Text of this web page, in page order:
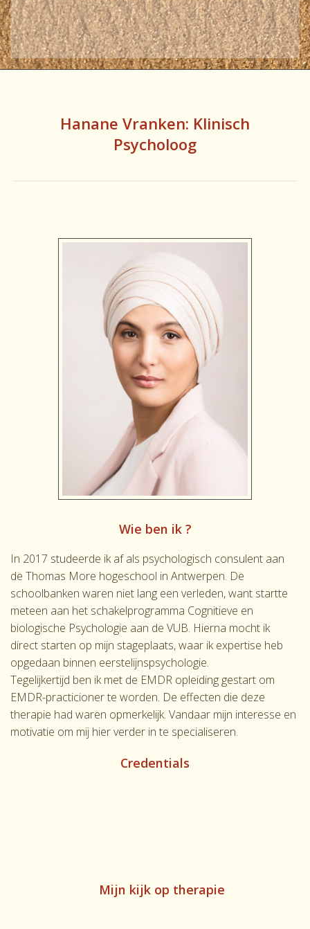
Hanane Vranken: Klinisch
Psycholoog
Wie ben ik ?
In 2017 studeerde ik af als psychologisch consulent aan
de Thomas More hogeschool in Antwerpen. De
schoolbanken waren niet lang een verleden, want startte
meteen aan het schakelprogramma Cognitieve en
biologische Psychologie aan de VUB. Hierna mocht ik
direct starten op mijn stageplaats, waar ik expertise heb
opgedaan binnen eerstelijnspsychologie.
Tegelijkertijd ben ik met de EMDR opleiding gestart om
EMDR-practicioner te worden. De effecten die deze
therapie had waren opmerkelijk. Vandaar mijn interesse en
motivatie om mij hier verder in te specialiseren.
Credentials
Mijn kijk op therapie